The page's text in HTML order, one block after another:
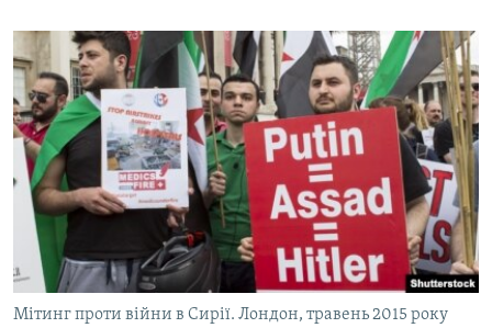
Мітинг проти війни в Сирії. Лондон, травень 2015 року